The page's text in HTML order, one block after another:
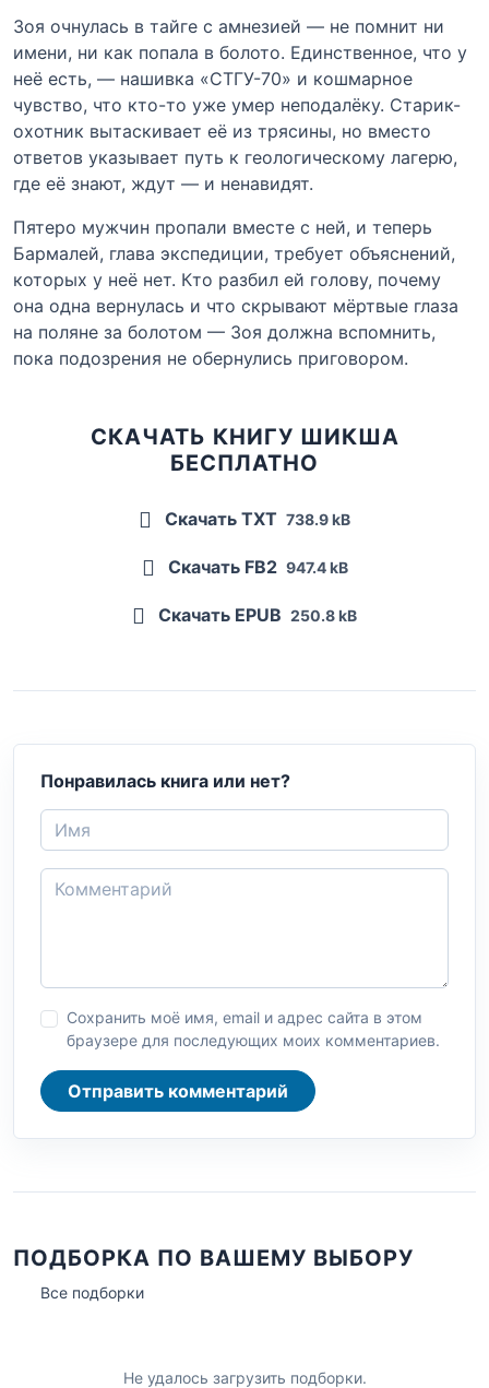
Зоя очнулась в тайге с амнезией — не помнит ни
имени, ни как попала в болото. Единственное, что у
неё есть, — нашивка «СТГУ-70» и кошмарное
чувство, что кто-то уже умер неподалёку. Старик-
охотник вытаскивает её из трясины, но вместо
ответов указывает путь к геологическому лагерю,
где её знают, ждут — и ненавидят.
Пятеро мужчин пропали вместе с ней, и теперь
Бармалей, глава экспедиции, требует объяснений,
которых у неё нет. Кто разбил ей голову, почему
она одна вернулась и что скрывают мёртвые глаза
на поляне за болотом — Зоя должна вспомнить,
пока подозрения не обернулись приговором.
СКАЧАТЬ КНИГУ ШИКША
БЕСПЛАТНО
Скачать TXT 738.9 kB
Скачать FB2 947.4 kB
Скачать EPUB 250.8 kB
Понравилась книга или нет?
Сохранить моё имя, email и адрес сайта в этом
браузере для последующих моих комментариев.
Отправить комментарий
ПОДБОРКА ПО ВАШЕМУ ВЫБОРУ
Все подборки
Не удалось загрузить подборки.